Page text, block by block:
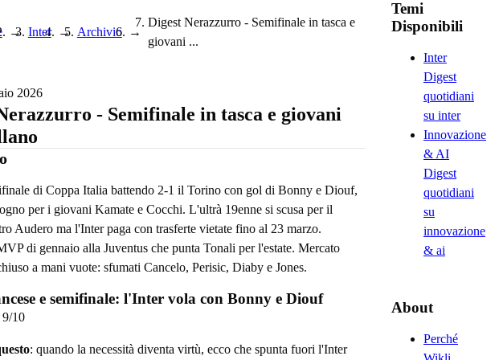
→ Inter → Archivio →
Digest Nerazzurro - Semifinale in tasca e
giovani ...
2026
- Semifinale in tasca e giovani
di Coppa Italia battendo 2-1 il Torino con gol di Bonny e Diouf,
per i giovani Kamate e Cocchi. L'ultrà 19enne si scusa per il
Audero ma l'Inter paga con trasferte vietate fino al 23 marzo.
di gennaio alla Juventus che punta Tonali per l'estate. Mercato
a mani vuote: sfumati Cancelo, Perisic, Diaby e Jones.
e semifinale: l'Inter vola con Bonny e Diouf
9/10
: quando la necessità diventa virtù, ecco che spunta fuori l'Inter
Temi
Disponibili
Inter
Digest
quotidiani
su inter
Innovazione
& AI
Digest
quotidiani
su
innovazione
& ai
About
Perché